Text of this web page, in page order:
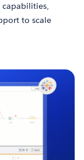
to scale